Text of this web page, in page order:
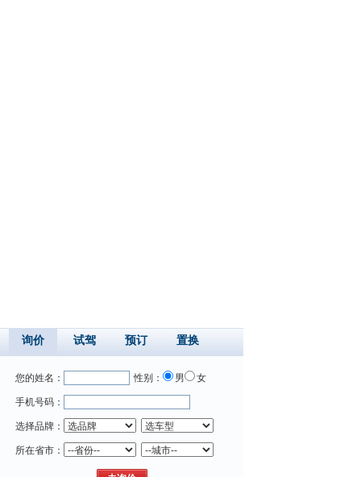
询价 试驾 预订 置换
您的姓名： 性别： 男 女
手机号码：
选择品牌：
所在省市：